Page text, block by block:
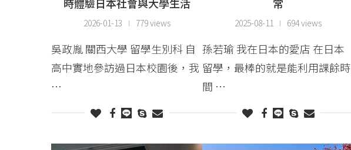
2026-01-13 779 views
吳政胤 關西大學 留學生別科 自
高中實地參訪過日本校園後，我
…
2025-08-11 694 views
孫若瑜 我在日本的愛店 在日本
留學，最棒的就是能利用課餘時
間 …